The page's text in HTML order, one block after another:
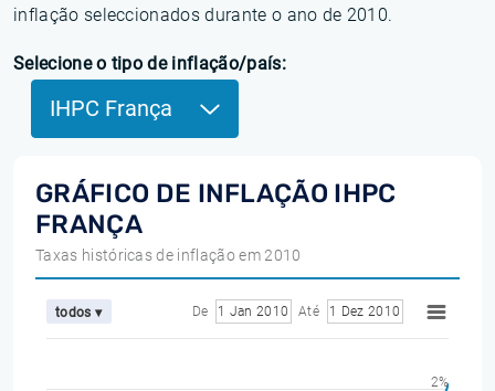
inflação seleccionados durante o ano de 2010.
Selecione o tipo de inflação/país:
IHPC França
GRÁFICO DE INFLAÇÃO IHPC
FRANÇA
Taxas históricas de inflação em 2010
todos ▾ De 1 Jan 2010 Até 1 Dez 2010
2%